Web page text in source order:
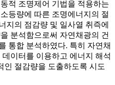
적 조명제어 기법을 적용하는
등량에 따른 조명에너지의 절
지의 점감량 및 일사열 취즉에
분석함으로써 자연채광의 건
통합 분석하였다. 특히 자연채
이터를 이용하고 에너지 해석
인 절감량을 도출하도록 시도